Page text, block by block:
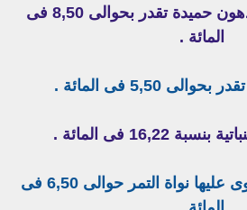
تحتوى على نسبة دهون حميدة تقدر بحوالى 8,50 فى
المائة .
5,50 فى المائة .
16,22 فى المائة .
نسبة الماء التى تحتوى عليها نواة التمر حوالى 6,50 فى